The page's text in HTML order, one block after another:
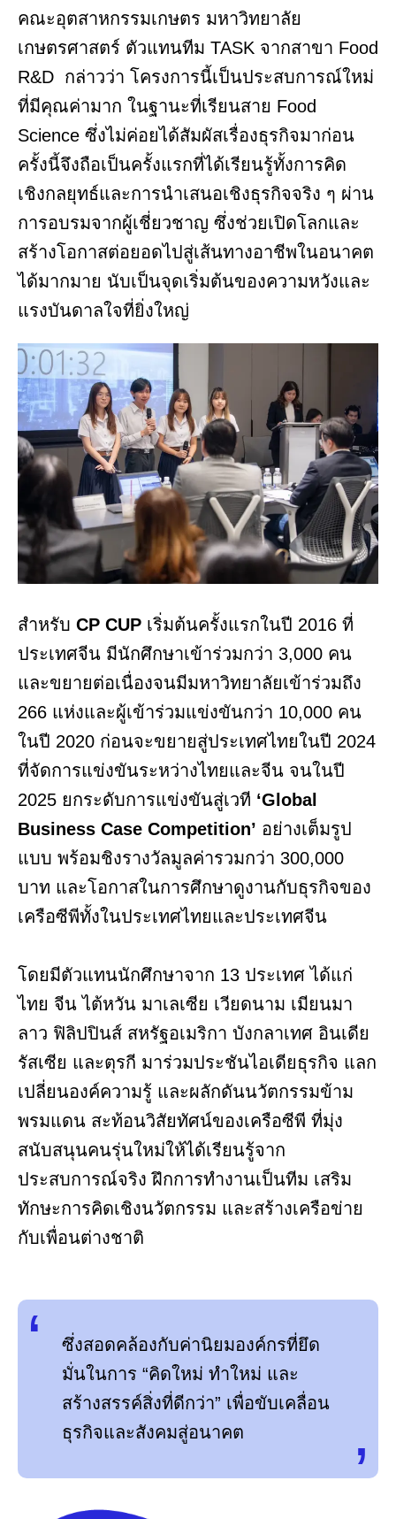
คณะอุตสาหกรรมเกษตร มหาวิทยาลัย
เกษตรศาสตร์ ตัวแทนทีม TASK จากสาขา Food
R&D กล่าวว่า โครงการนี้เป็นประสบการณ์ใหม่
ที่มีคุณค่ามาก ในฐานะที่เรียนสาย Food
Science ซึ่งไม่ค่อยได้สัมผัสเรื่องธุรกิจมาก่อน
ครั้งนี้จึงถือเป็นครั้งแรกที่ได้เรียนรู้ทั้งการคิด
เชิงกลยุทธ์และการนำเสนอเชิงธุรกิจจริง ๆ ผ่าน
การอบรมจากผู้เชี่ยวชาญ ซึ่งช่วยเปิดโลกและ
สร้างโอกาสต่อยอดไปสู่เส้นทางอาชีพในอนาคต
ได้มากมาย นับเป็นจุดเริ่มต้นของความหวังและ
แรงบันดาลใจที่ยิ่งใหญ่
สำหรับ CP CUP เริ่มต้นครั้งแรกในปี 2016 ที่
ประเทศจีน มีนักศึกษาเข้าร่วมกว่า 3,000 คน
และขยายต่อเนื่องจนมีมหาวิทยาลัยเข้าร่วมถึง
266 แห่งและผู้เข้าร่วมแข่งขันกว่า 10,000 คน
ในปี 2020 ก่อนจะขยายสู่ประเทศไทยในปี 2024
ที่จัดการแข่งขันระหว่างไทยและจีน จนในปี
2025 ยกระดับการแข่งขันสู่เวที ‘Global
Business Case Competition’ อย่างเต็มรูป
แบบ พร้อมชิงรางวัลมูลค่ารวมกว่า 300,000
บาท และโอกาสในการศึกษาดูงานกับธุรกิจของ
เครือซีพีทั้งในประเทศไทยและประเทศจีน
โดยมีตัวแทนนักศึกษาจาก 13 ประเทศ ได้แก่
ไทย จีน ไต้หวัน มาเลเซีย เวียดนาม เมียนมา
ลาว ฟิลิปปินส์ สหรัฐอเมริกา บังกลาเทศ อินเดีย
รัสเซีย และตุรกี มาร่วมประชันไอเดียธุรกิจ แลก
เปลี่ยนองค์ความรู้ และผลักดันนวัตกรรมข้าม
พรมแดน สะท้อนวิสัยทัศน์ของเครือซีพี ที่มุ่ง
สนับสนุนคนรุ่นใหม่ให้ได้เรียนรู้จาก
ประสบการณ์จริง ฝึกการทำงานเป็นทีม เสริม
ทักษะการคิดเชิงนวัตกรรม และสร้างเครือข่าย
กับเพื่อนต่างชาติ
ซึ่งสอดคล้องกับค่านิยมองค์กรที่ยึด
มั่นในการ “คิดใหม่ ทำใหม่ และ
สร้างสรรค์สิ่งที่ดีกว่า” เพื่อขับเคลื่อน
ธุรกิจและสังคมสู่อนาคต